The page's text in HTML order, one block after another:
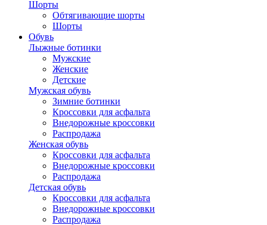
Шорты
Обтягивающие шорты
Шорты
Обувь
Лыжные ботинки
Мужские
Женские
Детские
Мужская обувь
Зимние ботинки
Кроссовки для асфальта
Внедорожные кроссовки
Распродажа
Женская обувь
Кроссовки для асфальта
Внедорожные кроссовки
Распродажа
Детская обувь
Кроссовки для асфальта
Внедорожные кроссовки
Распродажа